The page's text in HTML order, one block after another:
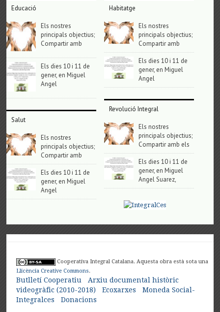
Educació
Els nostres
principals objectius;
Compartir amb
Els dies 10 i 11 de
gener, en Miguel
Angel
Salut
Els nostres
principals objectius;
Compartir amb
Els dies 10 i 11 de
gener, en Miguel
Angel
Habitatge
Els nostres
principals objectius;
Compartir amb
Els dies 10 i 11 de
gener, en Miguel
Angel
Revolució Integral
Els nostres
principals objectius;
Compartir amb els
Els dies 10 i 11 de
gener, en Miguel
Angel Suarez,
Cooperativa Integral Catalana. Aquesta obra està sota una
Llicència Creative Commons.
Butlletí Cooperatiu
Arxiu documental històric
videogràfic (2010-2018)
Ecoxarxes
Moneda Social-
Integralces
Donacions